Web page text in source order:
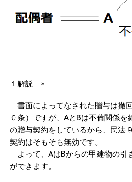
１解説 ×
書面によってなされた贈与は撤
０条）ですが、AとBは不倫関係を
の贈与契約をしているから、民法
契約はそもそも無効です。
よって、AはBからの甲建物の引
ができます。